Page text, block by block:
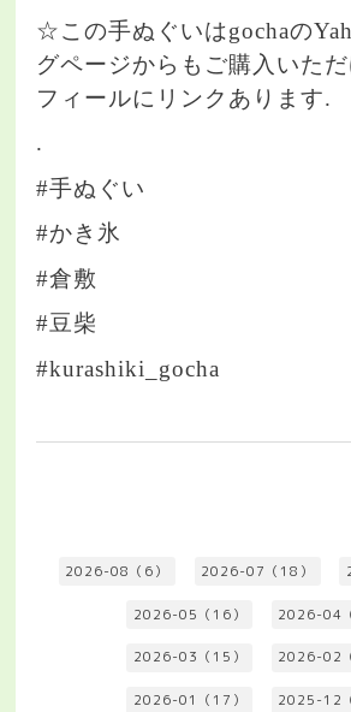
☆この手ぬぐいはgochaの
グページからもご購入いた
フィールにリンクあります.
.
#手ぬぐい
#かき氷
#倉敷
#豆柴
#kurashiki_gocha
2026-08（6） 2026-07（18）
2026-05（16） 2026-04
2026-03（15） 2026-02
2026-01（17） 2025-12